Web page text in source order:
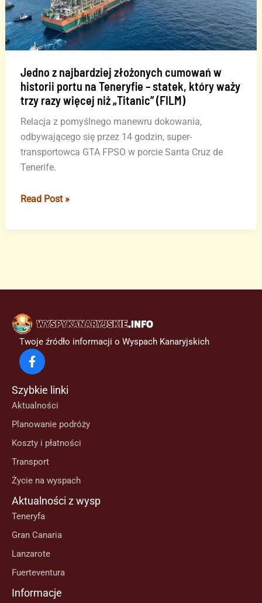
portu
Los
Cristianos
Jedno z najbardziej złożonych cumowań w
historii portu na Teneryfie – statek, który waży
trzy razy więcej niż „Titanic” (FILM)
Relacja z pomyślnego manewru dokowania,
odbywającego się przez 14 godzin, super-
transportowca GTA FPSO w porcie Santa Cruz de
Tenerife.
Jedno
najbardziej
historii
na
Teneryfie
–
statek,
waży
trzy
razy
więcej
Read Post »
Twoje źródło informacji o Wyspach Kanaryjskich
Szybkie linki
Aktualności
Planowanie podróży
Koszty i płatności
Transport
Życie na wyspach
Aktualności z wysp
Teneryfa
Gran Canaria
Lanzarote
Fuerteventura
Informacje